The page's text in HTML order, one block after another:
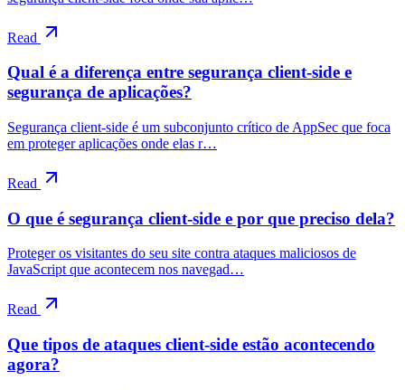
Read
Qual é a diferença entre segurança client-side e
segurança de aplicações?
Segurança client-side é um subconjunto crítico de AppSec que foca
em proteger aplicações onde elas r…
Read
O que é segurança client-side e por que preciso dela?
Proteger os visitantes do seu site contra ataques maliciosos de
JavaScript que acontecem nos navegad…
Read
Que tipos de ataques client-side estão acontecendo
agora?